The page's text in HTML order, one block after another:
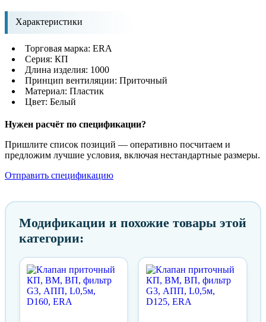
Характеристики
Торговая марка: ERA
Серия: КП
Длина изделия: 1000
Принцип вентиляции: Приточный
Материал: Пластик
Цвет: Белый
Нужен расчёт по спецификации?
Пришлите список позиций — оперативно посчитаем и
предложим лучшие условия, включая нестандартные размеры.
Отправить спецификацию
Модификации и похожие товары этой
категории: